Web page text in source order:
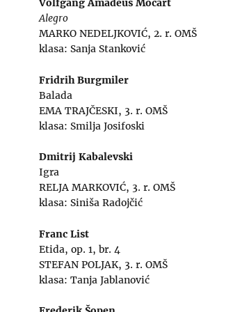
Volfgang Amadeus Mocart
Alegro
MARKO NEDELJKOVIĆ, 2. r. OMŠ
klasa: Sanja Stanković
Fridrih Burgmiler
Balada
EMA TRAJČESKI, 3. r. OMŠ
klasa: Smilja Josifoski
Dmitrij Kabalevski
Igra
RELJA MARKOVIĆ, 3. r. OMŠ
klasa: Siniša Radojčić
Franc List
Etida, op. 1, br. 4
STEFAN POLJAK, 3. r. OMŠ
klasa: Tanja Jablanović